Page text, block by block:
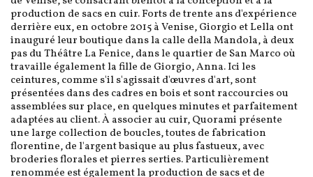
production de sacs en cuir. Forts de trente ans d'expérience
derrière eux, en octobre 2015 à Venise, Giorgio et Lella ont
inauguré leur boutique dans la calle della Mandola, à deux
pas du Théâtre La Fenice, dans le quartier de San Marco où
travaille également la fille de Giorgio, Anna. Ici les
ceintures, comme s'il s'agissait d'œuvres d'art, sont
présentées dans des cadres en bois et sont raccourcies ou
assemblées sur place, en quelques minutes et parfaitement
adaptées au client. À associer au cuir, Quorami présente
une large collection de boucles, toutes de fabrication
florentine, de l'argent basique au plus fastueux, avec
broderies florales et pierres serties. Particulièrement
renommée est également la production de sacs et de